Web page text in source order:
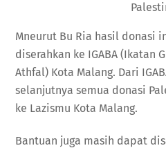
Mneurut Bu Ria hasil donasi
diserahkan ke IGABA (Ikatan
Athfal) Kota Malang. Dari
selanjutnya semua donasi
ke Lazismu Kota Malang.
Bantuan juga masih dapat